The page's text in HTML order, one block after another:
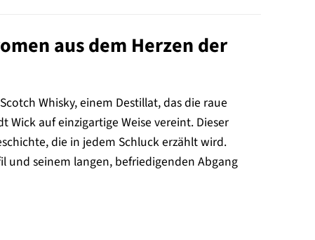
aus dem Herzen der
Whisky, einem Destillat, das die raue
auf einzigartige Weise vereint. Dieser
die in jedem Schluck erzählt wird.
und seinem langen, befriedigenden Abgang